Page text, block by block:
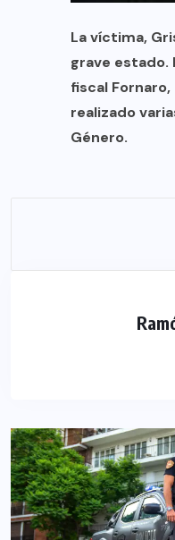
La víctima,
grave estado.
fiscal
realizado
Género.